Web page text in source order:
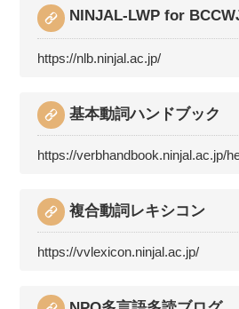
NINJAL-LWP for
https://nlb.ninjal.ac.jp/
基本動詞ハンドブック
https://verbhandbook.ninjal.ac.jp/
複合動詞レキシコン
https://vvlexicon.ninjal.ac.jp/